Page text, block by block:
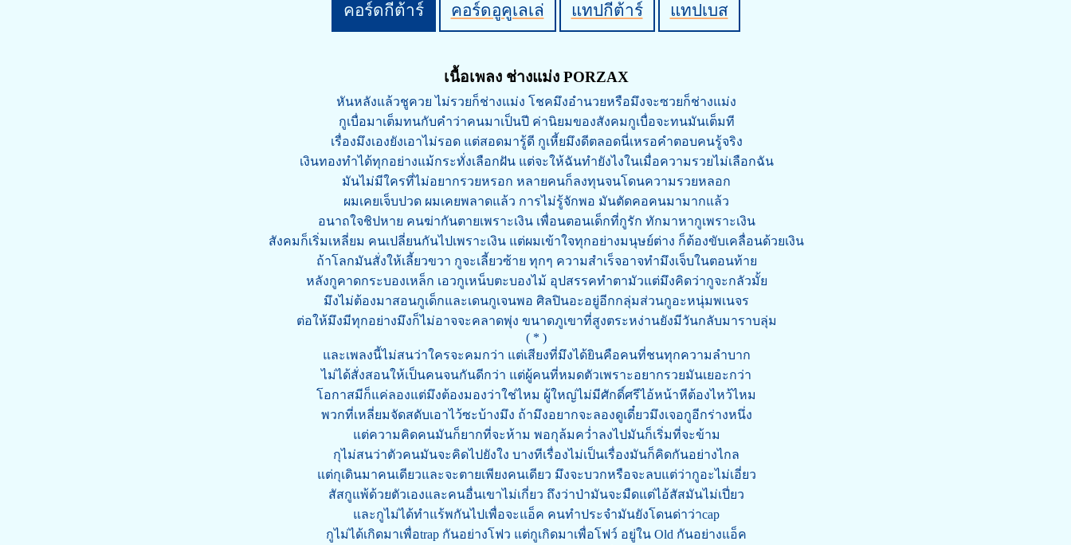
คอร์ดกีต้าร์ คอร์ดอูคูเลเล่ แทปกีต้าร์ แทปเบส
เนื้อเพลง ช่างแม่ง PORZAX
หันหลังแล้วชูควย ไม่รวยก็ช่างแม่ง โชคมึงอำนวยหรือมึงจะซวยก็ช่างแม่ง
กูเบื่อมาเต็มทนกับคำว่าคนมาเป็นปี ค่านิยมของสังคมกูเบื่อจะทนมันเต็มที
เรื่องมึงเองยังเอาไม่รอด แต่สอดมารู้ดี กูเหี้ยมึงดีตลอดนี่เหรอคำตอบคนรู้จริง
เงินทองทำได้ทุกอย่างแม้กระทั่งเลือกฝัน แต่จะให้ฉันทำยังไงในเมื่อความรวยไม่เลือกฉัน
มันไม่มีใครที่ไม่อยากรวยหรอก หลายคนก็ลงทุนจนโดนความรวยหลอก
ผมเคยเจ็บปวด ผมเคยพลาดแล้ว การไม่รู้จักพอ มันตัดคอคนมามากแล้ว
อนาถใจชิปหาย คนฆ่ากันตายเพราะเงิน เพื่อนตอนเด็กที่กูรัก ทักมาหากูเพราะเงิน
สังคมก็เริ่มเหลี่ยม คนเปลี่ยนกันไปเพราะเงิน แต่ผมเข้าใจทุกอย่างมนุษย์ต่าง ก็ต้องขับเคลื่อนด้วยเงิน
ถ้าโลกมันสั่งให้เลี้ยวขวา กูจะเลี้ยวซ้าย ทุกๆ ความสำเร็จอาจทำมึงเจ็บในตอนท้าย
หลังกูคาดกระบองเหล็ก เอวกูเหน็บตะบองไม้ อุปสรรคทำตามัวแต่มึงคิดว่ากูจะกลัวมั้ย
มึงไม่ต้องมาสอนกูเด็กและเดนกูเจนพอ ศิลปินอะอยู่อีกกลุ่มส่วนกูอะหนุ่มพเนจร
ต่อให้มึงมีทุกอย่างมึงก็ไม่อาจจะคลาดพุ่ง ขนาดภูเขาที่สูงตระหง่านยังมีวันกลับมาราบลุ่ม
( * )
และเพลงนี้ไม่สนว่าใครจะคมกว่า แต่เสียงที่มึงได้ยินคือคนที่ชนทุกความลำบาก
ไม่ได้สั่งสอนให้เป็นคนจนกันดีกว่า แต่ผู้คนที่หมดตัวเพราะอยากรวยมันเยอะกว่า
โอกาสมีก็แค่ลองแต่มึงต้องมองว่าใช่ไหม ผู้ใหญ่ไม่มีศักดิ์ศรีไอ้หน้าหีต้องไหว้ไหม
พวกที่เหลี่ยมจัดสดับเอาไว้ซะบ้างมึง ถ้ามึงอยากจะลองดูเดี๋ยวมึงเจอกูอีกร่างหนึ่ง
แต่ความคิดคนมันก็ยากที่จะห้าม พอกุล้มคว่ำลงไปมันก็เริ่มที่จะข้าม
กุไม่สนว่าตัวคนมันจะคิดไปยังใง บางทีเรื่องไม่เป็นเรื่องมันก็คิดกันอย่างไกล
แต่กุเดินมาคนเดียวและจะตายเพียงคนเดียว มึงจะบวกหรือจะลบแต่ว่ากูอะไม่เอี่ยว
สัสกูแพ้ด้วยตัวเองและคนอื่นเขาไม่เกี่ยว ถึงว่าป่ามันจะมืดแต่ไอ้สัสมันไม่เปี่ยว
และกูไม่ได้ทำแร้พกันไปเพื่อจะแอ็ค คนทำประจำมันยังโดนด่าว่าcap
กูไม่ได้เกิดมาเพื่อtrap กันอย่างโฟว แต่กูเกิดมาเพื่อโฟว์ อยู่ใน Old กันอย่างแอ็ค